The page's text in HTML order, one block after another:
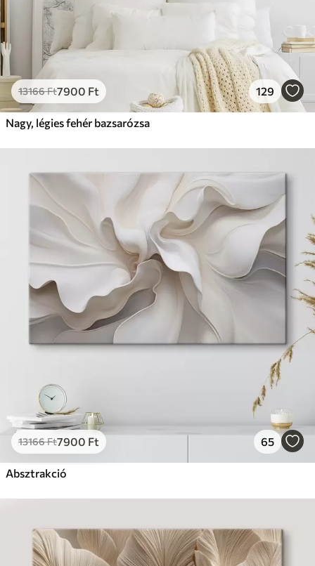
13166Ft7900 Ft 129
Nagy, légies fehér bazsarózsa
13166Ft7900 Ft 65
Absztrakció